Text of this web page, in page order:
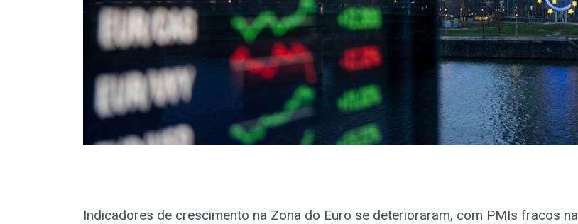
Indicadores de crescimento na Zona do Euro se deterioraram, com PMIs fracos na